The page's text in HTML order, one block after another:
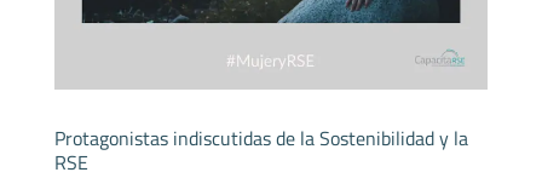
Protagonistas indiscutidas de la Sostenibilidad y la
RSE